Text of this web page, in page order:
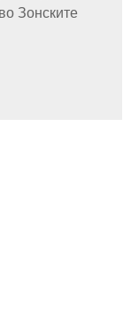
Зонските